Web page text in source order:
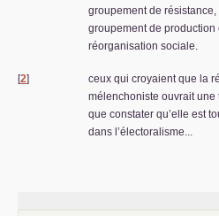
groupement de résistance,
groupement de production
réorganisation sociale.
[2]
ceux qui croyaient que la
mélenchoniste ouvrait
que constater qu’elle est
dans l’électoralisme...